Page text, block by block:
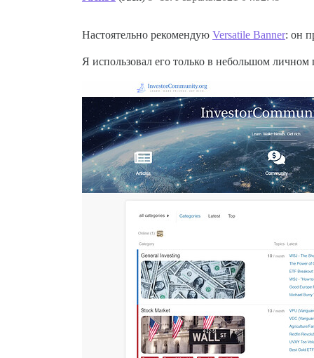
Настоятельно рекомендую Versatile Banner: он
Я использовал его только в небольшом